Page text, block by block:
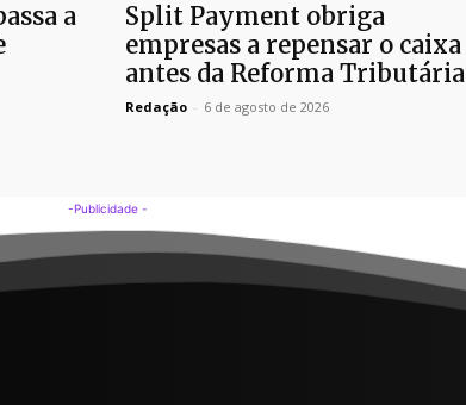
a
Split Payment obriga
empresas a repensar o caixa
antes da Reforma Tributária
Redação - 6 de agosto de 2026
-Publicidade -